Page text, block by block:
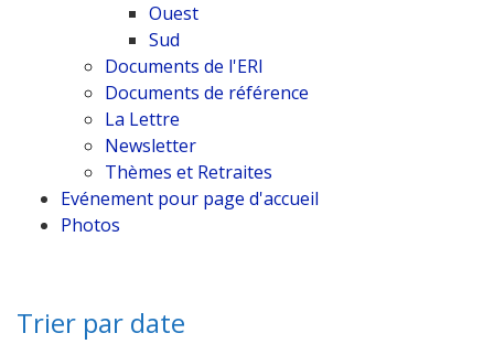
Ouest
Sud
Documents de l'ERI
Documents de référence
La Lettre
Newsletter
Thèmes et Retraites
Evénement pour page d'accueil
Photos
Trier par date